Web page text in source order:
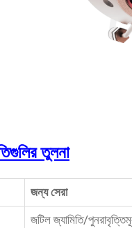
তুলনা
জন্য সেরা
জটিল জ্যামিতি/